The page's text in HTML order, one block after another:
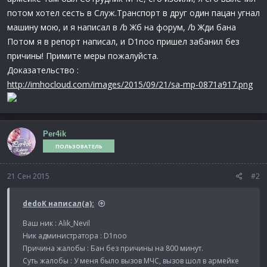
потом хотел сесть в Служ.Транспорт в друг один пацан угнал
машину мою, и я написал в /b Жб на форум, /b Жди бана
Потом я в репорт написал, и D1noo пришел забанил без
причины! Примите меры пожалуйста.
Доказательство :
http://imhocloud.com/images/2015/09/21/sa-mp-0871a917.png
Per4ik
ПОЛЬЗОВАТЕЛЬ
21 Сен 2015 #2
dedoK написал(а):
Ваш ник : Alik_Nevil
Ник администратора : D1noo
Причина жалобы : Бан без причины на 800 минут.
Суть жалобы : У меня было вызов МЧС, вызов шол в армейке